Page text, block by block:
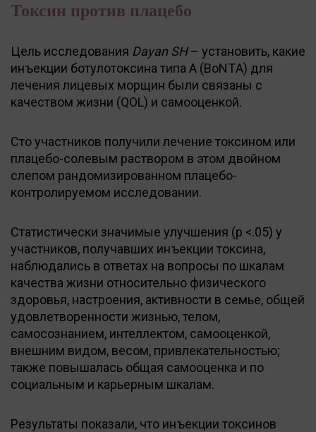
Токсин против плацебо
Цель исследования Dayan SH– установить, какие
инъекции ботулотоксина типа А (BoNTА) для
лечения лицевых морщин были связаны с
качеством жизни (QOL) и самооценкой.
Сто участников получили лечение токсином или
плацебо-солевым раствором в этом двойном
слепом рандомизированном плацебо-
контролируемом исследовании.
Статистически значимые улучшения (p <.05) у
участников, получавших инъекции токсина,
наблюдались в ответах на вопросы по шкалам
качества жизни относительно физического
здоровья, настроения, активности в семье, общей
удовлетворенности жизнью, телом,
самосознанием, интеллектом, самооценкой,
внешним видом, весом, привлекательностью;
также повышалась общая самооценка и по
социальным и карьерным шкалам.
Результаты показали, что инъекции токсинов